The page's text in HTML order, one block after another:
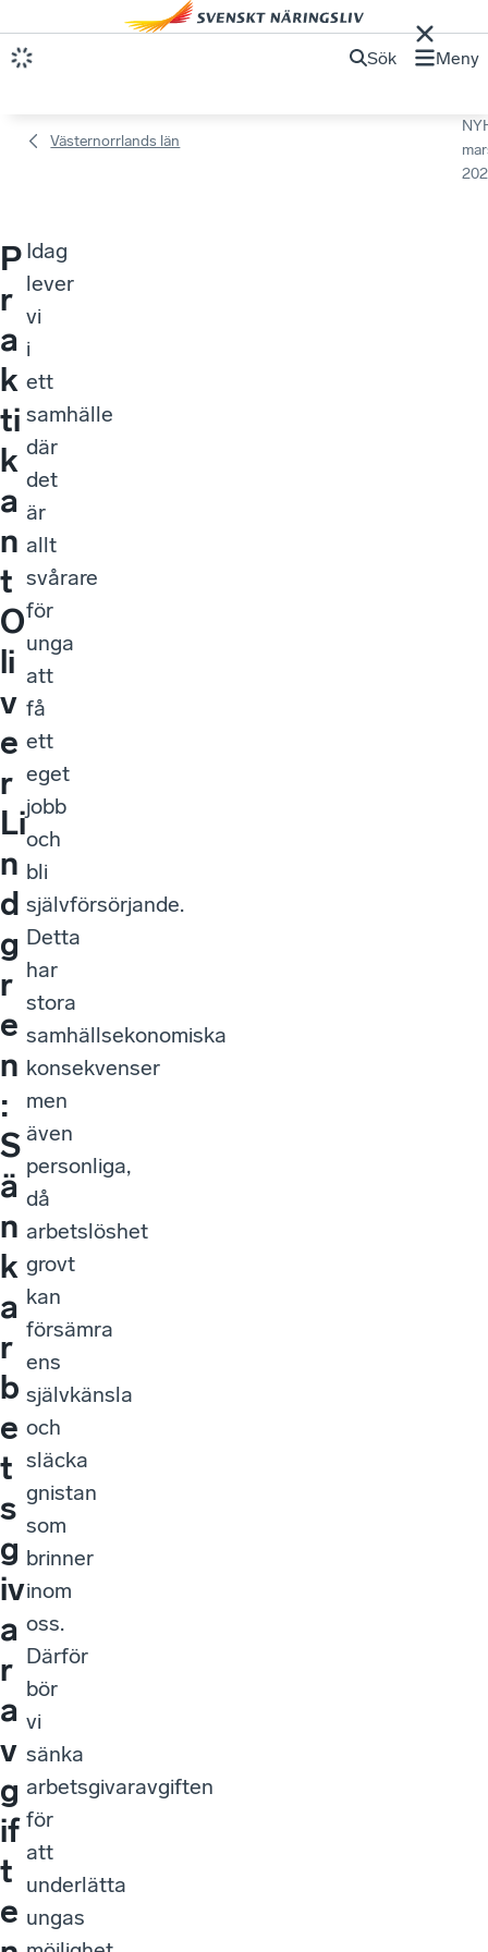
Sök Meny
Västernorrlands län
P
r
a
k
ti
k
a
n
t
O
li
v
e
r
Li
n
d
g
r
e
n
:
S
ä
n
k
a
r
b
e
t
s
g
iv
a
r
a
v
g
if
t
e
Idag
lever
vi
i
ett
samhälle
där
det
är
allt
svårare
för
unga
att
få
ett
eget
jobb
och
bli
självförsörjande.
Detta
har
stora
samhällsekonomiska
konsekvenser
men
även
personliga,
då
arbetslöshet
grovt
kan
försämra
ens
självkänsla
och
släcka
gnistan
som
brinner
inom
oss.
Därför
bör
vi
sänka
arbetsgivaravgiften
för
att
underlätta
ungas